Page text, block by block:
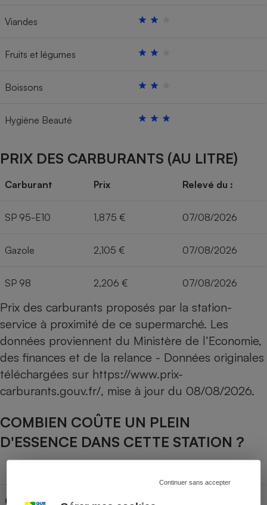
Continuer sans accepter
Viandes
Fruits et légumes
Boissons
Hygiène Beauté
PRIX DES CARBURANTS (AU LITRE)
Carburant Prix Relevé du :
SP 95-E10 1,875 € 07/08/2026
Gazole 2,105 € 07/08/2026
SP 98 2,206 € 07/08/2026
Prix des carburants proposés par la station-
service à proximité de ce supermarché. Les
données proviennent du Ministère de l’Economie,
des finances et de la relance - Données originales
téléchargées sur https://www.prix-
carburants.gouv.fr/, mise à jour du 08/08/2026.
COMBIEN COÛTE UN PLEIN
D'ESSENCE DANS CETTE STATION ?
Carburant 30L 50L